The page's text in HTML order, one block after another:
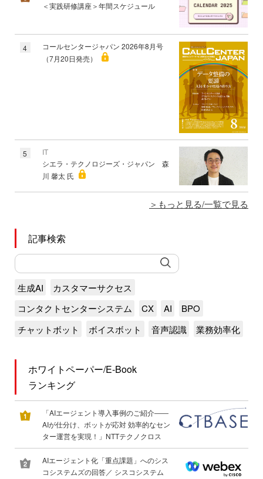
＜実践研修講座＞年間スケジュール
4
コールセンタージャパン 2026年8月号
（7月20日発売）
5
IT
シエラ・テクノロジーズ・ジャパン 森
川 馨太 氏
もっと見る/一覧で見る
記事検索
生成AI
カスタマーサクセス
コンタクトセンターシステム
CX AI
BPO
チャットボット
ボイスボット 音声認識 業務効率化
ホワイトペーパー/E-Book
ランキング
「AIエージェント導入事例のご紹介――
AIが仕分け、ボットが応対 効率的なセン
ター運営を実現！」NTTテクノクロス
AIエージェント化「重点課題」へのシス
コシステムズの回答／ シスコシステム